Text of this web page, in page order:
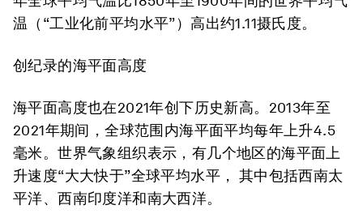
温（“工业化前平均水平”）高出约1.11摄氏度。
创纪录的海平面高度
海平面高度也在2021年创下历史新高。2013年至
2021年期间，全球范围内海平面平均每年上升4.5
毫米。世界气象组织表示，有几个地区的海平面上
升速度“大大快于”全球平均水平， 其中包括西南太
平洋、西南印度洋和南大西洋。